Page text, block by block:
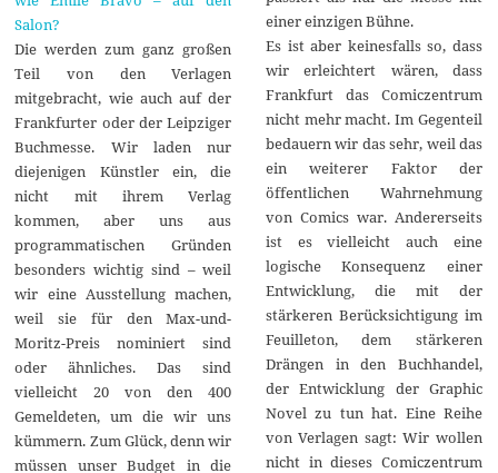
Salon?
Die werden zum ganz großen
Teil von den Verlagen
mitgebracht, wie auch auf der
Frankfurter oder der Leipziger
Buchmesse. Wir laden nur
diejenigen Künstler ein, die
nicht mit ihrem Verlag
kommen, aber uns aus
programmatischen Gründen
besonders wichtig sind – weil
wir eine Ausstellung machen,
weil sie für den Max-und-
Moritz-Preis nominiert sind
oder ähnliches. Das sind
vielleicht 20 von den 400
Gemeldeten, um die wir uns
kümmern. Zum Glück, denn wir
müssen unser Budget in die
einer einzigen Bühne.
Es ist aber keinesfalls so, dass
wir erleichtert wären, dass
Frankfurt das Comiczentrum
nicht mehr macht. Im Gegenteil
bedauern wir das sehr, weil das
ein weiterer Faktor der
öffentlichen Wahrnehmung
von Comics war. Andererseits
ist es vielleicht auch eine
logische Konsequenz einer
Entwicklung, die mit der
stärkeren Berücksichtigung im
Feuilleton, dem stärkeren
Drängen in den Buchhandel,
der Entwicklung der Graphic
Novel zu tun hat. Eine Reihe
von Verlagen sagt: Wir wollen
nicht in dieses Comiczentrum